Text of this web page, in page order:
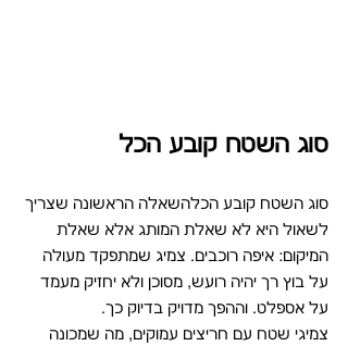
סוג השטח קובע הכל
סוג השטח קובע הכלהשאלה הראשונה שצריך
לשאול היא לא שאלת המותג אלא שאלת
המיקום: איפה רוכבים. צמיג שמתפקד מעולה
על בוץ רך יהיה רועש, מסוכן ולא יחזיק מעמד
על אספלט. וההפך מדויק בדיוק כך.
צמיגי שטח עם חריצים עמוקים, מה שמכונה